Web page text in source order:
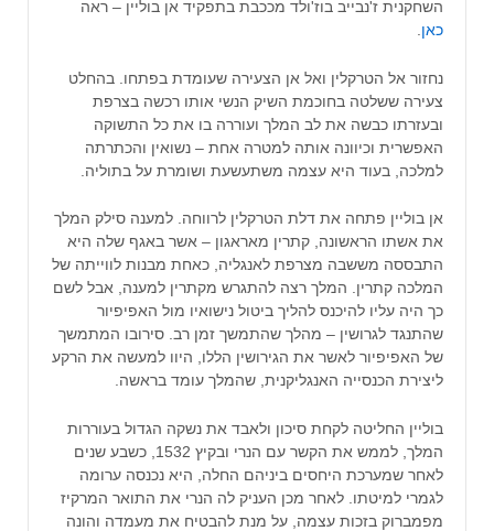
השחקנית ז'נבייב בוז'ולד מככבת בתפקיד אן בוליין – ראה
כאן.
נחזור אל הטרקלין ואל אן הצעירה שעומדת בפתחו. בהחלט
צעירה ששלטה בחוכמת השיק הנשי אותו רכשה בצרפת
ובעזרתו כבשה את לב המלך ועוררה בו את כל התשוקה
האפשרית וכיוונה אותה למטרה אחת – נשואין והכתרתה
למלכה, בעוד היא עצמה משתעשעת ושומרת על בתוליה.
אן בוליין פתחה את דלת הטרקלין לרווחה. למענה סילק המלך
את אשתו הראשונה, קתרין מאראגון – אשר באגף שלה היא
התבססה מששבה מצרפת לאנגליה, כאחת מבנות לווייתה של
המלכה קתרין. המלך רצה להתגרש מקתרין למענה, אבל לשם
כך היה עליו להיכנס להליך ביטול נישואיו מול האפיפיור
שהתנגד לגרושין – מהלך שהתמשך זמן רב. סירובו המתמשך
של האפיפיור לאשר את הגירושין הללו, היוו למעשה את הרקע
ליצירת הכנסייה האנגליקנית, שהמלך עומד בראשה.
בוליין החליטה לקחת סיכון ולאבד את נשקה הגדול בעוררות
המלך, לממש את הקשר עם הנרי ובקיץ 1532, כשבע שנים
לאחר שמערכת היחסים ביניהם החלה, היא נכנסה ערומה
לגמרי למיטתו. לאחר מכן העניק לה הנרי את התואר המרקיז
מפמברוק בזכות עצמה, על מנת להבטיח את מעמדה והונה